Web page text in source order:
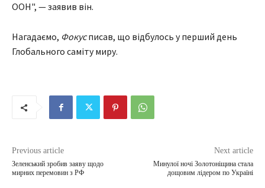
ООН", — заявив він.
Нагадаємо, Фокусписав, що відбулось у перший день
Глобального саміту миру.
Previous article
Зеленський зробив заяву щодо
мирних перемовин з РФ
Next article
Минулої ночі Золотоніщина стала
дощовим лідером по Україні